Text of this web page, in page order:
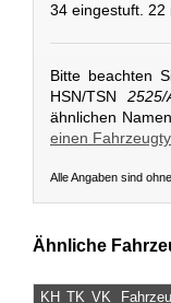
34 eingestuft. 22
Bitte beachten
HSN/TSN2525/
ähnlichen
einen
Alle Angaben sind
Ähnliche
KH TK VK